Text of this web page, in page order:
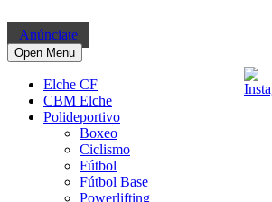
Anúnciate
Open Menu
Elche CF
CBM Elche
Polideportivo
Boxeo
Ciclismo
Fútbol
Fútbol Base
Powerlifting